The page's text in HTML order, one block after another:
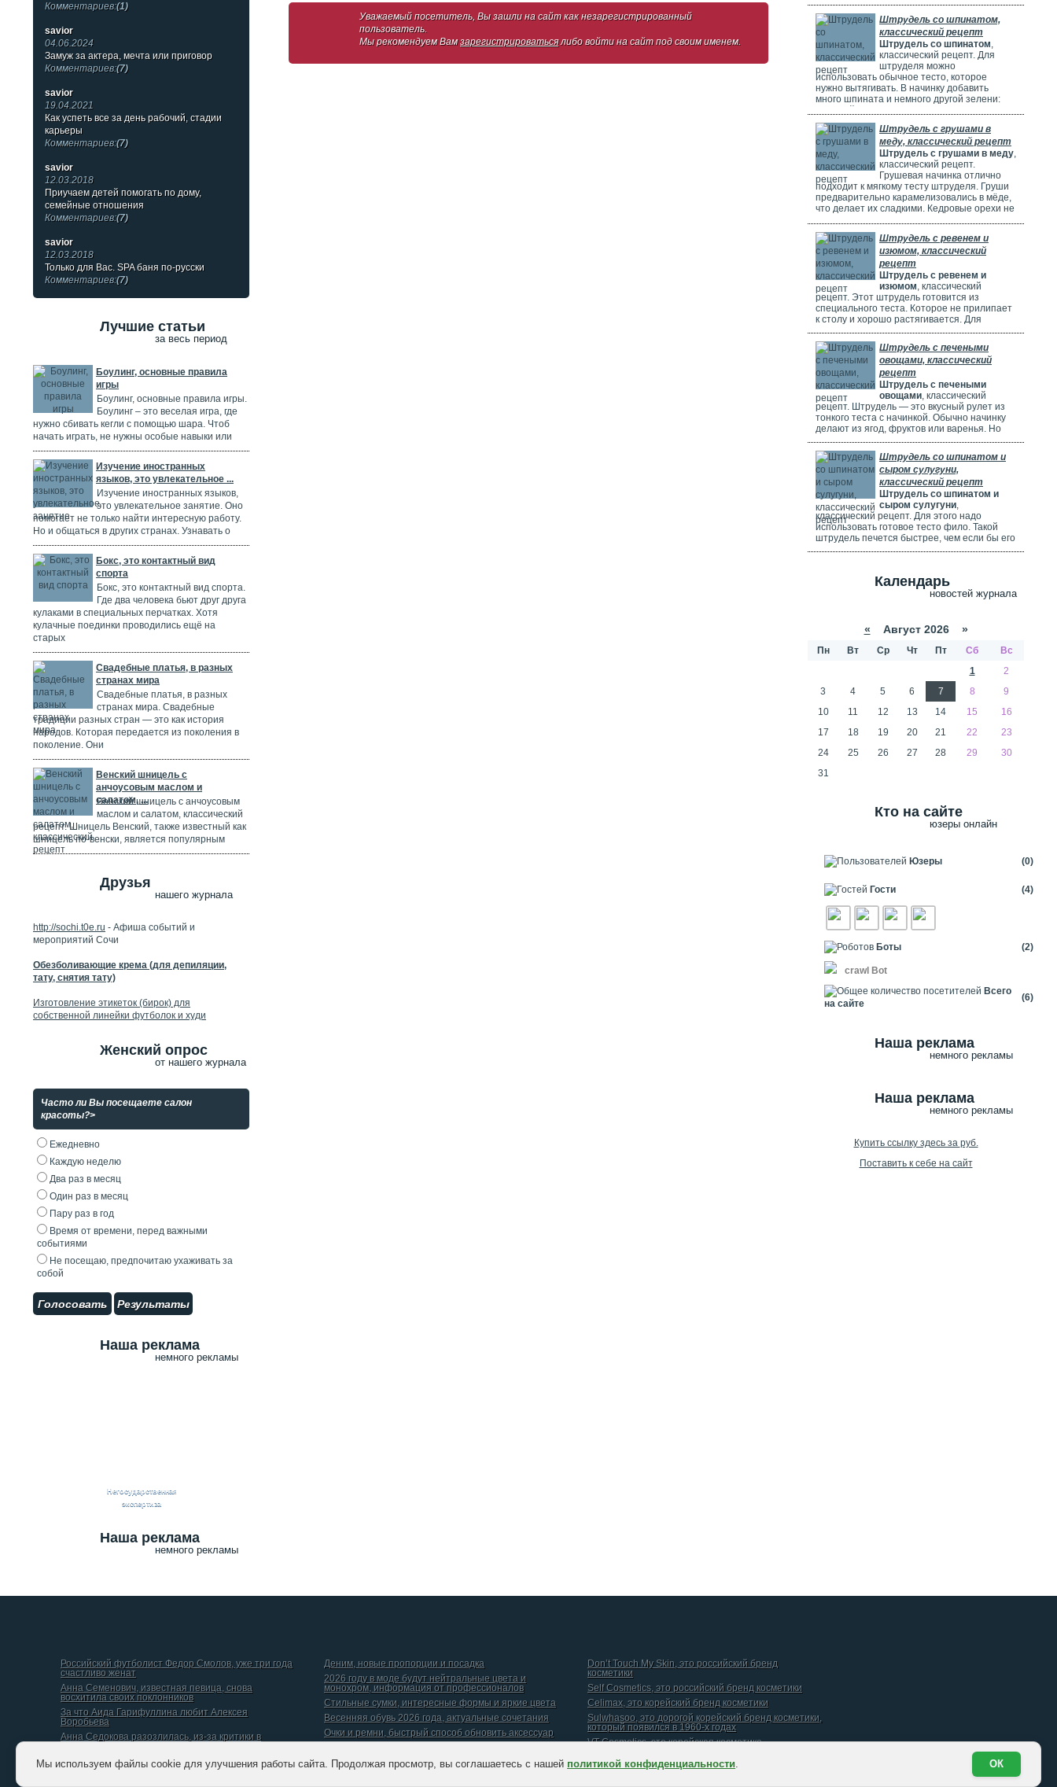
Уважаемый посетитель, Вы зашли на сайт как незарегистрированный
пользователь.
Мы рекомендуем Вамзарегистрироватьсялибо войти на сайт под своим именем.
Комментариев:(1)
savior
04.06.2024
Замуж за актера, мечта или приговор
Комментариев:(7)
savior
19.04.2021
Как успеть все за день рабочий, стадии
карьеры
Комментариев:(7)
savior
12.03.2018
Приучаем детей помогать по дому,
семейные отношения
Комментариев:(7)
savior
12.03.2018
Только для Вас. SPA баня по-русски
Комментариев:(7)
Лучшие статьи
за весь период
Боулинг, основные правила
игры
Боулинг, основные правила игры.
Боулинг – это веселая игра, где
нужно сбивать кегли с помощью шара. Чтоб
начать играть, не нужны особые навыки или
Изучение иностранных
языков, это увлекательное ...
Изучение иностранных языков,
это увлекательное занятие. Оно
помогает не только найти интересную работу.
Но и общаться в других странах. Узнавать о
Бокс, это контактный вид
спорта
Бокс, это контактный вид спорта.
Где два человека бьют друг друга
кулаками в специальных перчатках. Хотя
кулачные поединки проводились ещё на
старых
Свадебные платья, в разных
странах мира
Свадебные платья, в разных
странах мира. Свадебные
традиции разных стран — это как история
народов. Которая передается из поколения в
поколение. Они
Венский шницель с
анчоусовым маслом и
салатом, ...
Венский шницель с анчоусовым
маслом и салатом, классический
рецепт. Шницель Венский, также известный как
шницель по-венски, является популярным
Друзья
нашего журнала
http://sochi.t0e.ru - Афиша событий и
мероприятий Сочи
Обезболивающие крема (для депиляции,
тату, снятия тату)
Изготовление этикеток (бирок) для
собственной линейки футболок и худи
Женский опрос
от нашего журнала
Часто ли Вы посещаете салон
красоты?>
Ежедневно
Каждую неделю
Два раз в месяц
Один раз в месяц
Пару раз в год
Время от времени, перед важными
событиями
Не посещаю, предпочитаю ухаживать за
собой
Голосовать Результаты
Наша реклама
немного рекламы
Негосударственная
экспертиза
Наша реклама
немного рекламы
невесты одеваются на свадьбу. И какие
символы несут их наряды.Штрудель со шпинатом,
классический рецепт
Штрудель со шпинатом,
классический рецепт. Для
штруделя можно
использовать обычное тесто, которое
нужно вытягивать. В начинку добавить
много шпината и немного другой зелени:
полезен, потому что в нем много витаминов,
минералов и веществ, которые защищают
клетки. Он богат витаминами A, C, E и K,
содержит кальций, который важен для зубов
и костей. И пищевые волокна, которые
Штрудель с грушами в
меду, классический рецепт
Штрудель с грушами в меду,
классический рецепт.
Грушевая начинка отлично
подходит к мягкому тесту штруделя. Груши
предварительно карамелизовались в мёде,
что делает их сладкими. Кедровые орехи не
Ну вот теперь можете приготовить вкусный
рецепт штруделя.Штрудель с ревенем и
изюмом, классический
рецепт
Штрудель с ревенем и
изюмом, классический
рецепт. Этот штрудель готовится из
специального теста. Которое не прилипает
к столу и хорошо растягивается. Для
начинки мы взяли стебли ревеня. Они
придают выпечке кислый вкус и приятный
аромат, делают штрудель сочным и
вкусным. Можно добавить в начинку
клубнику, яблоки или грушу. Если
используете ягоды, посыпьте их ложкой
муки.
Штрудель с печеными
овощами, классический
рецепт
Штрудель с печеными
овощами, классический
рецепт. Штрудель — это вкусный рулет из
тонкого теста с начинкой. Обычно начинку
делают из ягод, фруктов или варенья. Но
можно использовать и солёные начинки с
грибами, сыром, мясом или овощами. В этом
рецепте начинка готовится из печёных
овощей: цуккини, сладкого перца, зелени и
помидоров. В зависимости от времени года,
в начинку можно добавить баклажаны, сыр,
картофель, морковь или даже свёклу. Если
не хочется возиться с тестом, можно взять
готовое слоёное тесто или тесто фило.
Штрудель со шпинатом и
сыром сулугуни,
классический рецепт
Штрудель со шпинатом и
сыром сулугуни,
классический рецепт. Для этого надо
использовать готовое тесто фило. Такой
штрудель печется быстрее, чем если бы его
делали из обычного теста. Чтобы корочка
вам в приготовлении сложного рецепта.
Календарь
новостей журнала
« Август 2026 »
Пн Вт Ср Чт Пт Сб
Вс
1
2
3
4 5 6 7 8
9
10
11 12 13 14 15
16
17
18 19 20 21 22
23
24
25 26 27 28 29
30
31
Кто на сайте
юзеры онлайн
Юзеры (0)
Гости (4)
Боты (2)
crawl Bot
Всего
на сайте
(6)
Наша реклама
немного рекламы
Наша реклама
немного рекламы
Купить ссылку здесь за руб.
Поставить к себе на сайт
Российский футболист Федор Смолов, уже три года
счастливо женат
Анна Семенович, известная певица, снова
восхитила своих поклонников
За что Аида Гарифуллина любит Алексея
Воробьева
Анна Седокова разозлилась, из-за критики в
Даниил Вершинин, рассказал о том, какой он видит
идеальную женщину
Деним, новые пропорции и посадка
2026 году в моде будут нейтральные цвета и
монохром, информация от профессионалов
Стильные сумки, интересные формы и яркие цвета
Весенняя обувь 2026 года, актуальные сочетания
Очки и ремни, быстрый способ обновить аксессуар
Don’t Touch My Skin, это российский бренд
косметики
Self Cosmetics, это российский бренд косметики
Celimax, это корейский бренд косметики
Sulwhasoo, это дорогой корейский бренд косметики,
который появился в 1960-х годах
VT Cosmetics, это корейская косметика
Мы используем файлы cookie для улучшения работы сайта. Продолжая просмотр, вы соглашаетесь с нашей политикой конфиденциальности. ОК